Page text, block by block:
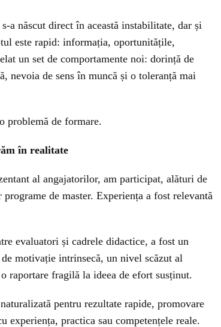
a născut direct în această instabilitate, dar și
este rapid: informația, oportunitățile,
un set de comportamente noi: dorință de
nevoia de sens în muncă și o toleranță mai
problemă de formare.
în realitate
al angajatorilor, am participat, alături de
de master. Experiența a fost relevantă
evaluatori și cadrele didactice, a fost un
motivație intrinsecă, un nivel scăzut al
raportare fragilă la ideea de efort susținut.
pentru rezultate rapide, promovare
experiența, practica sau competențele reale.